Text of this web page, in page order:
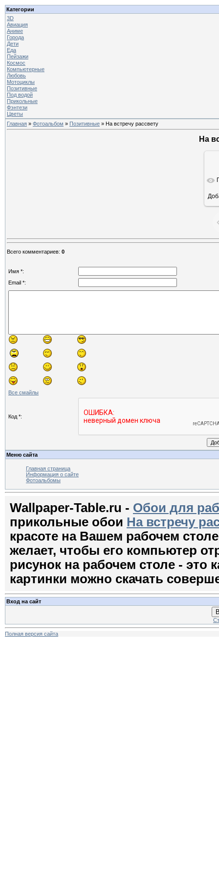
Категории
3D
Авиация
Аниме
Города
Дети
Еда
Пейзажи
Космос
Компьютерные
Любовь
Мотоциклы
Позитивные
Под водой
Прикольные
Фэнтези
Цветы
Главная » Фотоальбом » Позитивные » На встречу рассвету
На
Всего комментариев: 0
Имя *:
Email *:
Все смайлы
Код *:
Меню сайта
Главная страница
Информация о сайте
Фотоальбомы
Wallpaper-Table.ru - Обои для
прикольные обои На встречу
красоте на Вашем рабочем
желает, чтобы его компьютер
рисунок на рабочем столе - это
картинки можно скачать
Вход на сайт
Полная версия сайта